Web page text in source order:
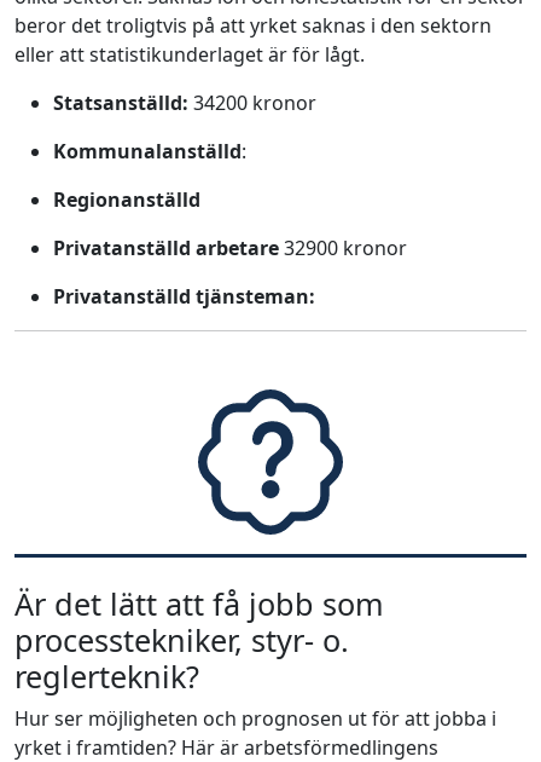
beror det troligtvis på att yrket saknas i den sektorn
eller att statistikunderlaget är för lågt.
Statsanställd: 34200 kronor
Kommunalanställd:
Regionanställd
Privatanställd arbetare32900 kronor
Privatanställd tjänsteman:
Är det lätt att få jobb som
processtekniker, styr- o.
reglerteknik?
Hur ser möjligheten och prognosen ut för att jobba i
yrket i framtiden? Här är arbetsförmedlingens